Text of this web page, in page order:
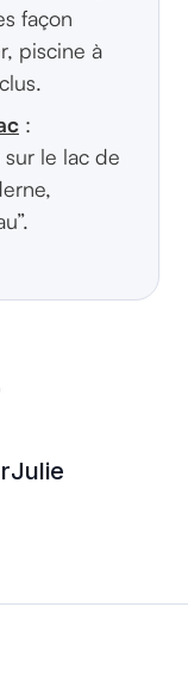
façon
piscine à
:
le lac de
Julie